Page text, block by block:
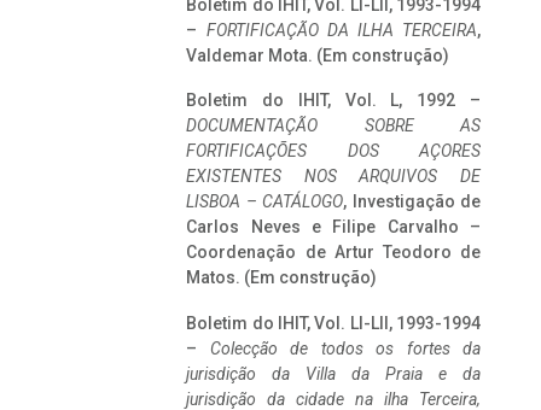
Boletim do IHIT, Vol. LI-LII, 1993-1994
– FORTIFICAÇÃO DA ILHA TERCEIRA,
Valdemar Mota. (Em construção)
Boletim do IHIT, Vol. L, 1992 –
DOCUMENTAÇÃO SOBRE AS
FORTIFICAÇÕES DOS AÇORES
EXISTENTES NOS ARQUIVOS DE
LISBOA – CATÁLOGO, Investigação de
Carlos Neves e Filipe Carvalho –
Coordenação de Artur Teodoro de
Matos. (Em construção)
Boletim do IHIT, Vol. LI-LII, 1993-1994
– Colecção de todos os fortes da
jurisdição da Villa da Praia e da
jurisdição da cidade na ilha Terceira,